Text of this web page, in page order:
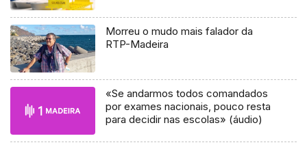
Morreu o mudo mais falador da
RTP-Madeira
«Se andarmos todos comandados
por exames nacionais, pouco resta
para decidir nas escolas» (áudio)